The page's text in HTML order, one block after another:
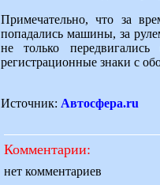
Примечательно, что за
попадались машины, за
не только
регистрационные знаки с
Источник: Автосфера.ru
Комментарии:
нет комментариев